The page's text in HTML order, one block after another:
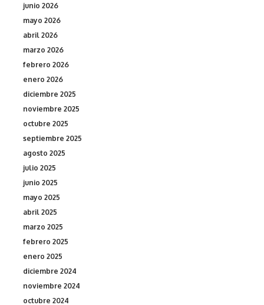
junio 2026
mayo 2026
abril 2026
marzo 2026
febrero 2026
enero 2026
diciembre 2025
noviembre 2025
octubre 2025
septiembre 2025
agosto 2025
julio 2025
junio 2025
mayo 2025
abril 2025
marzo 2025
febrero 2025
enero 2025
diciembre 2024
noviembre 2024
octubre 2024